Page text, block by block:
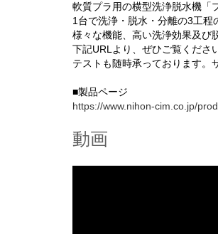
軟質プラ用の横型洗浄脱水機「
1台で洗浄・脱水・分離の3工程
様々な機能、高い洗浄効果及び
下記URLより、ぜひご覧くださ
テストも随時承っております。
■製品ページ
https://www.nihon-cim.co.jp/
動画